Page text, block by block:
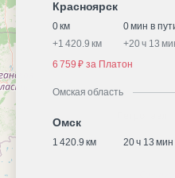
Красноярск
0 км
0 мин в
+1 420.9 км +20 ч 13
6 759 ₽ за Платон
Омская область
Омск
1 420.9 км 20 ч 13 мин